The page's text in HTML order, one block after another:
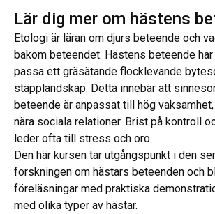
Lär dig mer om hästens
Etologi är läran om djurs beteende och
bakom beteendet. Hästens beteende
passa ett gräsätande flocklevande
stäpplandskap. Detta innebär att
beteende är anpassat till hög
nära sociala relationer. Brist på kontroll
leder ofta till stress och oro.
Den här kursen tar utgångspunkt i den
forskningen om hästars beteenden och
föreläsningar med praktiska
med olika typer av hästar.